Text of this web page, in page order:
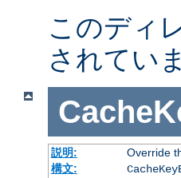
このディ
されてい
説明:
Override
構文: